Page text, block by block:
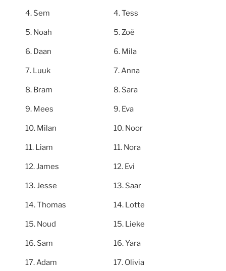
Sem
Noah
Daan
Luuk
Bram
Mees
Milan
Liam
James
Jesse
Thomas
Noud
Sam
Adam
Tess
Zoë
Mila
Anna
Sara
Eva
Noor
Nora
Evi
Saar
Lotte
Lieke
Yara
Olivia